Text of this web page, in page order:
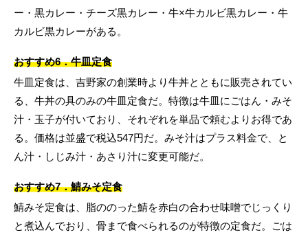
ー・黒カレー・チーズ黒カレー・牛×牛カルビ黒カレー・牛
カルビ黒カレーがある。
おすすめ6．牛皿定食
牛皿定食は、吉野家の創業時より牛丼とともに販売されてい
る、牛丼の具のみの牛皿定食だ。特徴は牛皿にごはん・みそ
汁・玉子が付いており、それぞれを単品で頼むよりお得であ
る。価格は並盛で税込547円だ。みそ汁はプラス料金で、と
ん汁・しじみ汁・あさり汁に変更可能だ。
おすすめ7．鯖みそ定食
鯖みそ定食は、脂ののった鯖を赤白の合わせ味噌でじっくり
と煮込んでおり、骨まで食べられるのが特徴の定食だ。ごは